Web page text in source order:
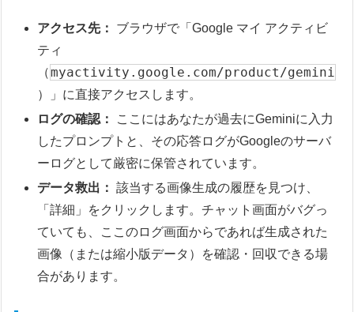
アクセス先：
ブラウザで「Google マイ アクティビ
ティ
（ myactivity.google.com/product/gemini
）」に直接アクセスします。
ログの確認：
ここにはあなたが過去にGeminiに入力
したプロンプトと、その応答ログがGoogleのサーバ
ーログとして厳密に保管されています。
データ救出： 該当する画像生成の履歴を見つけ、
「詳細」をクリックします。チャット画面がバグっ
ていても、ここのログ画面からであれば生成された
画像（または縮小版データ）を確認・回収できる場
合があります。